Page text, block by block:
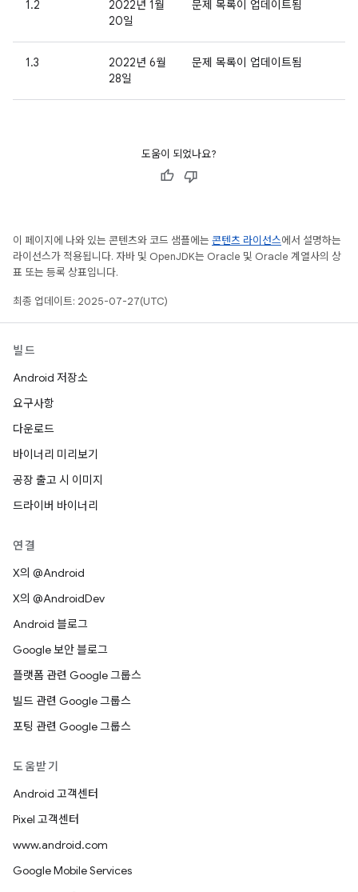
1.2
2022년 1월
20일
문제 목록이 업데이트됨
1.3
2022년 6월
28일
문제 목록이 업데이트됨
도움이 되었나요?
이 페이지에 나와 있는 콘텐츠와 코드 샘플에는 콘텐츠 라이선스에서 설명하는
라이선스가 적용됩니다. 자바 및 OpenJDK는 Oracle 및 Oracle 계열사의 상
표 또는 등록 상표입니다.
최종 업데이트: 2025-07-27(UTC)
빌드
Android 저장소
요구사항
다운로드
바이너리 미리보기
공장 출고 시 이미지
드라이버 바이너리
연결
X의 @Android
X의 @AndroidDev
Android 블로그
Google 보안 블로그
플랫폼 관련 Google 그룹스
빌드 관련 Google 그룹스
포팅 관련 Google 그룹스
도움받기
Android 고객센터
Pixel 고객센터
www.android.com
Google Mobile Services